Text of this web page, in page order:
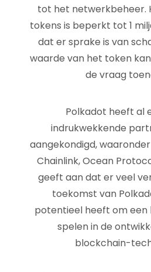
tot het netwerkbeheer.
tokens is beperkt tot 1
dat er sprake is van
waarde van het token
de vraag
Polkadot heeft al
indrukwekkende
aangekondigd,
Chainlink, Ocean
geeft aan dat er veel
toekomst van
potentieel heeft om een
spelen in de
blockchain-